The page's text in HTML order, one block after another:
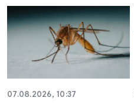
07.08.2026, 10:37